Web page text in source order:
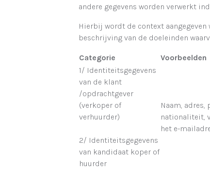
andere gegevens worden verwerkt
Hierbij wordt de context
beschrijving van de doeleinden
Categorie Voorbeelden
1/ Identiteitsgegevens
van de klant
/opdrachtgever
(verkoper of
verhuurder)
2/ Identiteitsgegevens
van kandidaat koper of
huurder
Naam, adres,
nationaliteit,
het e-